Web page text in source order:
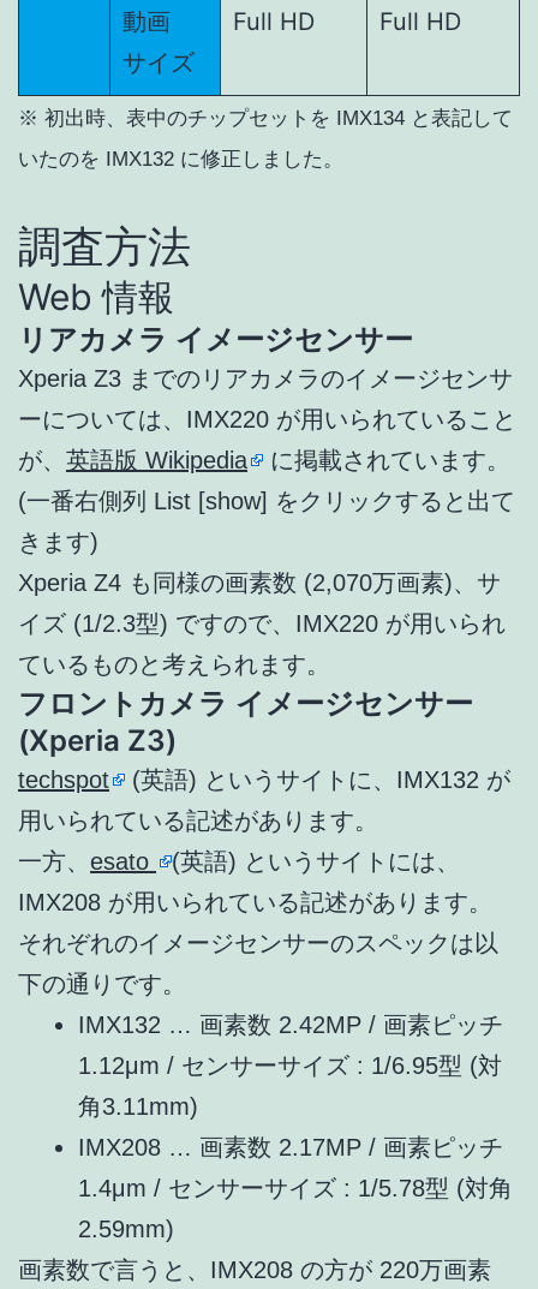
動画
サイズ
Full HD Full HD
※ 初出時、表中のチップセットを IMX134 と表記して
いたのを IMX132 に修正しました。
調査方法
Web 情報
リアカメラ イメージセンサー
Xperia Z3 までのリアカメラのイメージセンサ
ーについては、IMX220 が用いられていること
が、 英語版 Wikipedia
に掲載されています。
(一番右側列 List [show] をクリックすると出て
きます)
Xperia Z4 も同様の画素数 (2,070万画素)、サ
イズ (1/2.3型) ですので、IMX220 が用いられ
ているものと考えられます。
フロントカメラ イメージセンサー
(Xperia Z3)
techspot
(英語) というサイトに、IMX132 が
用いられている記述があります。
一方、 esato
(英語) というサイトには、
IMX208 が用いられている記述があります。
それぞれのイメージセンサーのスペックは以
下の通りです。
IMX132 … 画素数 2.42MP / 画素ピッチ
1.12μm / センサーサイズ : 1/6.95型 (対
角3.11mm)
IMX208 … 画素数 2.17MP / 画素ピッチ
1.4μm / センサーサイズ : 1/5.78型 (対角
2.59mm)
画素数で言うと、IMX208 の方が 220万画素